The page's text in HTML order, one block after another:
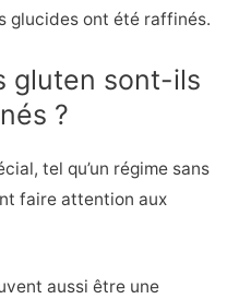
glucides ont été raffinés.
gluten sont-ils
?
tel qu’un régime sans
faire attention aux
aussi être une